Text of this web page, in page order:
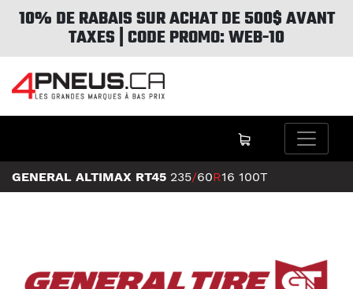
10% DE RABAIS SUR ACHAT DE 500$ AVANT
TAXES | CODE PROMO: WEB-10
GENERAL ALTIMAX RT45 235/60R16 100T